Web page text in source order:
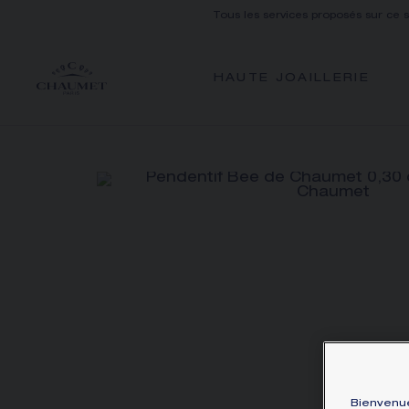
Tous les services proposés sur
HAUTE JOAILLERIE